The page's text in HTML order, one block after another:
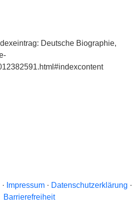
Deutsche Biographie,
Impressum· Datenschutzerklärung ·
Barrierefreiheit